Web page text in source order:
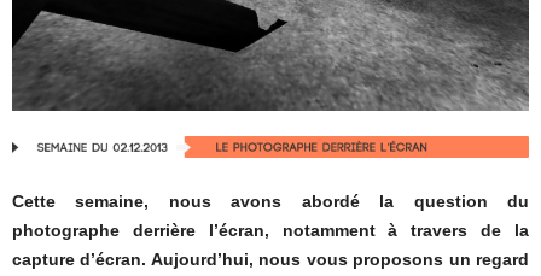
Cette semaine, nous avons abordé la question du
photographe derrière l’écran, notamment à travers de la
capture d’écran. Aujourd’hui, nous vous proposons un regard